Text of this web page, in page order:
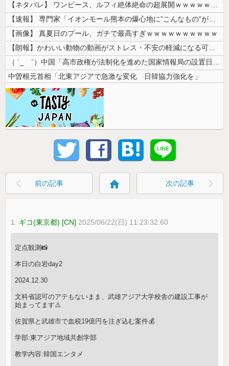
【ネタバレ】 ワンピース、ルフィ絶体絶命の超展開ｗｗｗｗｗｗｗｗｗｗｗ...
【速報】 専門家「イオンモール熊本の爆心地に”こんなもの”があったんだ...
【画像】 真夏日のプール、ガチで最高すぎｗｗｗｗｗｗｗｗｗｗ
【朗報】かわいい動物の動画がストレス・不安の軽減になる可能性。英大学の...
（ ´_ゝ`）中国「高市政権が法制化を進めた国家情報局の設置日が7月3...
中曽根元首相「北東アジアで急激な変化 日韓協力強化を」
前の記事 home 次の記事
1: ギコ(東京都) [CN] 2025/06/22(日) 11:23:32.60
定点観測📸
本日の白岩day2
2024.12.30
文科省認可のアテもないまま、武雄アジア大学校舎の建設工事が
始まってます⚠️
佐賀県と武雄市で血税19億円を注ぎ込む案件💰
学部:東アジア地域共創学部
教学内容:韓国エンタメ